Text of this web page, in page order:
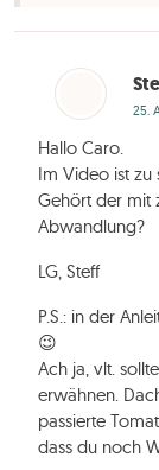
25.
Hallo Caro.
Im Video ist zu
Gehört der mit
Abwandlung?
LG, Steff
P.S.: in der
😉
Ach ja, vlt.
erwähnen.
passierte
dass du noch